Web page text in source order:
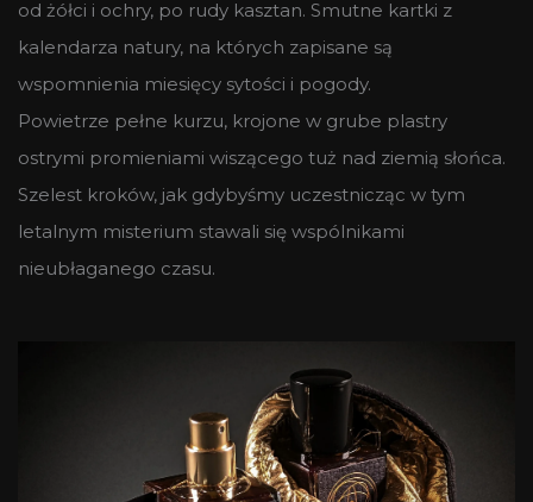
od żółci i ochry, po rudy kasztan. Smutne kartki z
kalendarza natury, na których zapisane są
wspomnienia miesięcy sytości i pogody.
Powietrze pełne kurzu, krojone w grube plastry
ostrymi promieniami wiszącego tuż nad ziemią słońca.
Szelest kroków, jak gdybyśmy uczestnicząc w tym
letalnym misterium stawali się wspólnikami
nieubłaganego czasu.